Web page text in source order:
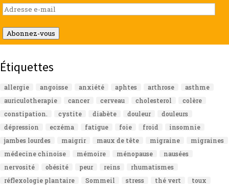
Adresse
e-
mail
Abonnez-vous
Étiquettes
allergie angoisse anxiété aphtes arthrose
asthme
auriculotherapie
cancer cerveau cholesterol
colère
constipation.
cystite diabète douleur
douleurs
dépression
eczéma fatigue foie froid
insomnie
jambes lourdes
maigrir maux de tête migraine
migraines
médecine chinoise
mémoire ménopause
nausées
nervosité
obésité peur reins
rhumatismes
réflexologie plantaire
Sommeil stress thé vert
toux